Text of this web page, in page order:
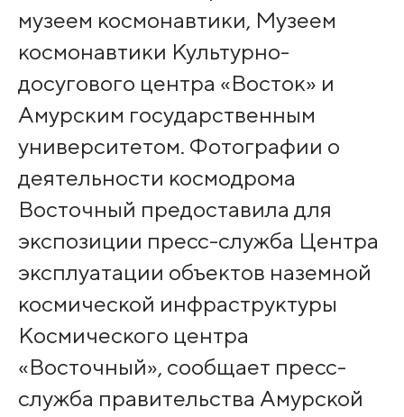
музеем космонавтики, Музеем
космонавтики Культурно-
досугового центра «Восток» и
Амурским государственным
университетом. Фотографии о
деятельности космодрома
Восточный предоставила для
экспозиции пресс-служба Центра
эксплуатации объектов наземной
космической инфраструктуры
Космического центра
«Восточный», сообщает пресс-
служба правительства Амурской